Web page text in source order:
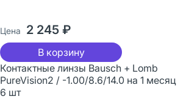
Цена 2 245 ₽
В корзину
Контактные линзы Bausch + Lomb
PureVision2 / -1.00/8.6/14.0 на 1 месяц
6 шт